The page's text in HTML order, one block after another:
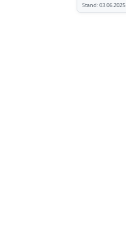
Stand:03.06.2025